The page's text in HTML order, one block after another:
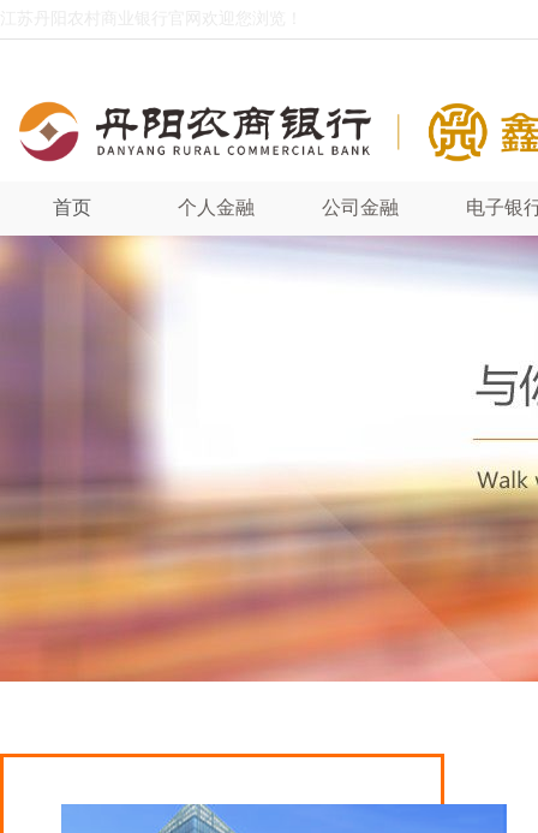
首页 个人金融 公司金融 电子银